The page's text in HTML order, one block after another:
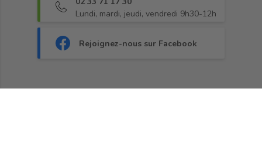
Lundi, mardi, jeudi, vendredi 9h30-12h
Rejoignez-nous sur Facebook
Fidélité • Paiement sécurisé • Livraison • CGV •